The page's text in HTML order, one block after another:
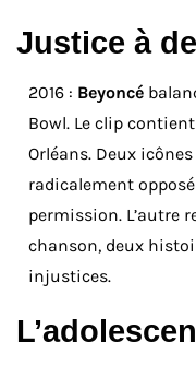
Justice à
2016 : Beyoncé
Bowl. Le clip
Orléans. Deux
radicalement
permission. L’autre
chanson, deux
injustices.